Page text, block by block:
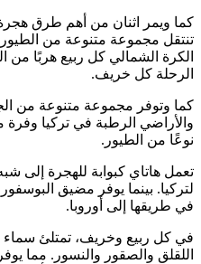
كما ويمر اثنان من أهم طرق
تنتقل مجموعة متنوعة من
الكرة الشمالي كل ربيع هربًا من
الرحلة كل خريف.
كما وتوفر مجموعة متنوعة من
نوعًا من الطيور.
تعمل هاتاي كبوابة للهجرة إلى
لتركيا. بينما يوفر مضيق
في طريقها إلى أوروبا.
في كل ربيع وخريف، تمتلئ سماء
اللقلق والصقور والنسور. مما